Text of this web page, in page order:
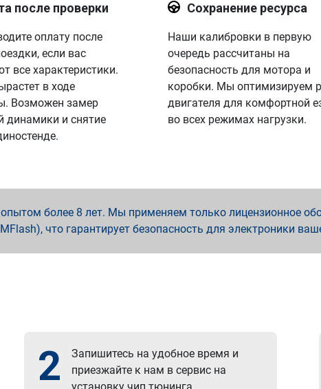
после проверки
оплату после
если вас
все характеристики.
в ходе
Возможен замер
динамики и снятие
Сохранение ресурса
Наши калибровки в первую
очередь рассчитаны на
безопасность для мотора и
коробки. Мы оптимизируем
двигателя для комфортной
во всех режимах нагрузки.
более 8 лет. Мы применяем только лицензионное
что гарантирует безопасность для электроники
2
Запишитесь на удобное время и
приезжайте к нам в сервис на